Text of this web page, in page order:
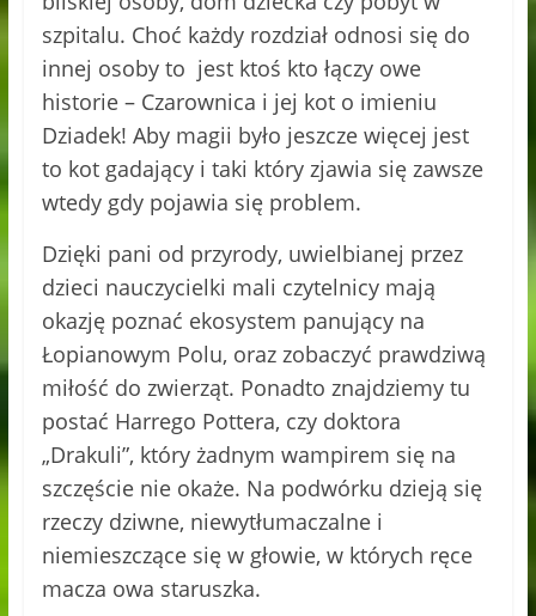
szpitalu. Choć każdy rozdział odnosi się do
innej osoby to jest ktoś kto łączy owe
historie – Czarownica i jej kot o imieniu
Dziadek! Aby magii było jeszcze więcej jest
to kot gadający i taki który zjawia się zawsze
wtedy gdy pojawia się problem.
Dzięki pani od przyrody, uwielbianej przez
dzieci nauczycielki mali czytelnicy mają
okazję poznać ekosystem panujący na
Łopianowym Polu, oraz zobaczyć prawdziwą
miłość do zwierząt. Ponadto znajdziemy tu
postać Harrego Pottera, czy doktora
„Drakuli”, który żadnym wampirem się na
szczęście nie okaże. Na podwórku dzieją się
rzeczy dziwne, niewytłumaczalne i
niemieszczące się w głowie, w których ręce
macza owa staruszka.